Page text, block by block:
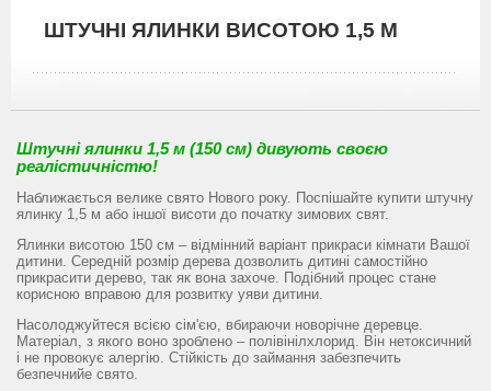
ШТУЧНІ ЯЛИНКИ ВИСОТОЮ 1,5 М
Штучні ялинки 1,5 м (150 см) дивують своєю
реалістичністю!
Наближається велике свято Нового року. Поспішайте купити штучну
ялинку 1,5 м або іншої висоти до початку зимових свят.
Ялинки висотою 150 см – відмінний варіант прикраси кімнати Вашої
дитини. Середній розмір дерева дозволить дитині самостійно
прикрасити дерево, так як вона захоче. Подібний процес стане
корисною вправою для розвитку уяви дитини.
Насолоджуйтеся всією сім'єю, вбираючи новорічне деревце.
Матеріал, з якого воно зроблено – полівінілхлорид. Він нетоксичний
і не провокує алергію. Стійкість до займання забезпечить
безпечнийе свято.